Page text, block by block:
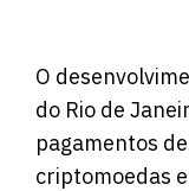
O
do Rio de
pagamentos
criptomoedas